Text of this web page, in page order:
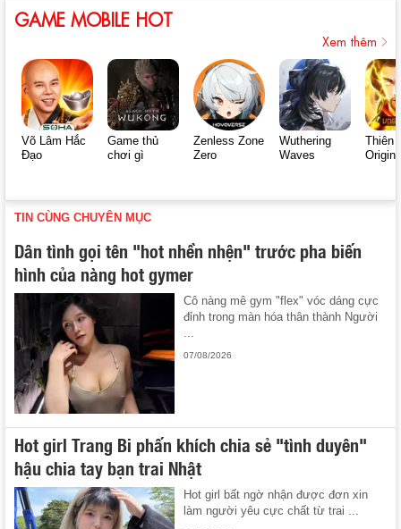
GAME MOBILE HOT
Xem thêm
Võ Lâm Hắc
Đạo
Game thủ
chơi gì
Zenless Zone
Zero
Wuthering
Waves
Thiên
Origin
TIN CÙNG CHUYÊN MỤC
Dân tình gọi tên "hot nhền nhện" trước pha biến
hình của nàng hot gymer
Cô nàng mê gym "flex" vóc dáng cực
đỉnh trong màn hóa thân thành Người
...
07/08/2026
Hot girl Trang Bi phấn khích chia sẻ "tình duyên"
hậu chia tay bạn trai Nhật
Hot girl bất ngờ nhận được đơn xin
làm người yêu cực chất từ trai ...